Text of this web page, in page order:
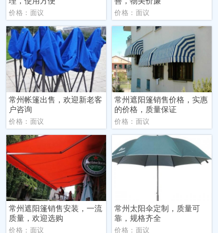
价格：面议 价格：面议
常州帐篷出售，欢迎新老客
户咨询
价格：面议
常州遮阳篷销售价格，实惠
的价格，质量保证
价格：面议
常州遮阳篷销售安装，一流
质量，欢迎选购
价格：面议
常州太阳伞定制，质量可
靠，规格齐全
价格：面议